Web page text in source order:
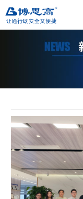
首页
发展历程
AI门岗机器人
停车管理系统
车位引导系统
门禁/梯控/访客系统
智慧商业
智慧园区
智慧校园
智慧医院
案例
新闻
公司新闻
行业新闻
合作伙伴